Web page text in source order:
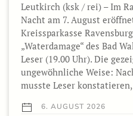
Leutkirch (ksk / rei) – Im
Nacht am 7. August
Kreissparkasse
„Waterdamage“ des Bad
Leser (19.00 Uhr). Die
ungewöhnliche Weise:
musste Leser
6. AUGUST 2026